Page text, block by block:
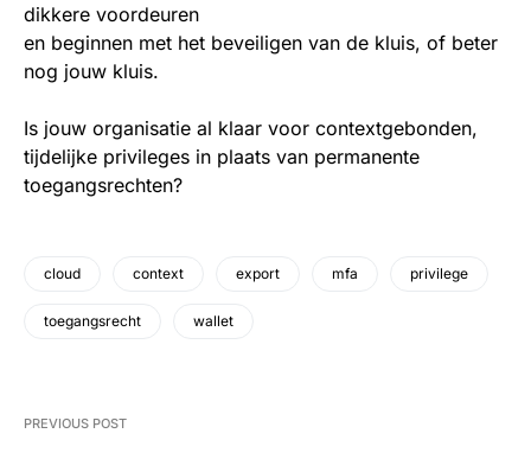
dikkere voordeuren
en beginnen met het beveiligen van de kluis, of beter
nog jouw kluis.
Is jouw organisatie al klaar voor contextgebonden,
tijdelijke privileges in plaats van permanente
toegangsrechten?
cloud context export mfa privilege
toegangsrecht wallet
PREVIOUS POST